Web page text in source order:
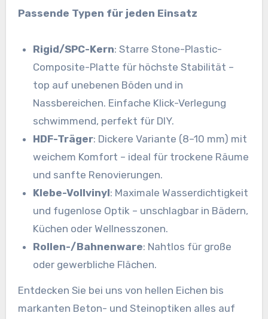
Passende Typen für jeden Einsatz
Rigid/SPC-Kern: Starre Stone-Plastic-
Composite-Platte für höchste Stabilität –
top auf unebenen Böden und in
Nassbereichen. Einfache Klick-Verlegung
schwimmend, perfekt für DIY.
HDF-Träger: Dickere Variante (8–10 mm) mit
weichem Komfort – ideal für trockene Räume
und sanfte Renovierungen.
Klebe-Vollvinyl: Maximale Wasserdichtigkeit
und fugenlose Optik – unschlagbar in Bädern,
Küchen oder Wellnesszonen.
Rollen-/Bahnenware: Nahtlos für große
oder gewerbliche Flächen.
Entdecken Sie bei uns von hellen Eichen bis
markanten Beton- und Steinoptiken alles auf